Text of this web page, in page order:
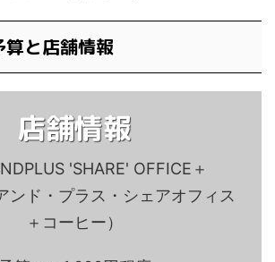
と店舗情報
店舗情報
'SHARE' OFFICE＋
ンド・プラス・シェアオフィス
＋コーヒー）